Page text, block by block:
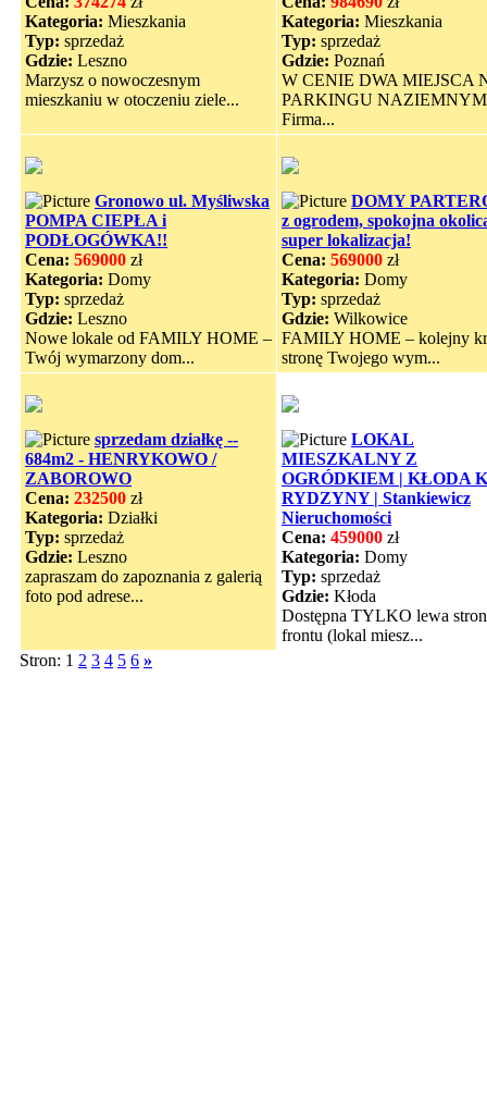
Kategoria: Mieszkania
Typ: sprzedaż
Gdzie: Leszno
Marzysz o nowoczesnym
mieszkaniu w otoczeniu ziele...
Kategoria: Mieszkania
Typ: sprzedaż
Gdzie: Poznań
W CENIE DWA MIEJSCA
PARKINGU NAZIEMNYM
Firma...
Gronowo ul. Myśliwska
POMPA CIEPŁA i
PODŁOGÓWKA!!
Cena: 569000 zł
Kategoria: Domy
Typ: sprzedaż
Gdzie: Leszno
Nowe lokale od FAMILY HOME –
Twój wymarzony dom...
DOMY
z ogrodem, spokojna
super lokalizacja!
Cena: 569000 zł
Kategoria: Domy
Typ: sprzedaż
Gdzie: Wilkowice
FAMILY HOME – kolejny
stronę Twojego wym...
sprzedam działkę --
684m2 - HENRYKOWO /
ZABOROWO
Cena: 232500 zł
Kategoria: Działki
Typ: sprzedaż
Gdzie: Leszno
zapraszam do zapoznania z galerią
foto pod adrese...
LOKAL
MIESZKALNY Z
OGRÓDKIEM | KŁODA
RYDZYNY | Stankiewicz
Nieruchomości
Cena: 459000 zł
Kategoria: Domy
Typ: sprzedaż
Gdzie: Kłoda
Dostępna TYLKO lewa
frontu (lokal miesz...
Stron: 1 2 3 4 5 6 »